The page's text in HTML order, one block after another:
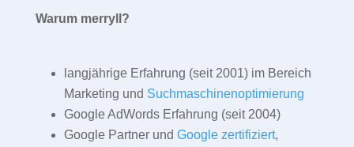
Warum merryll?
langjährige Erfahrung (seit 2001) im Bereich
Marketing und Suchmaschinenoptimierung
Google AdWords Erfahrung (seit 2004)
Google Partner und Google zertifiziert,